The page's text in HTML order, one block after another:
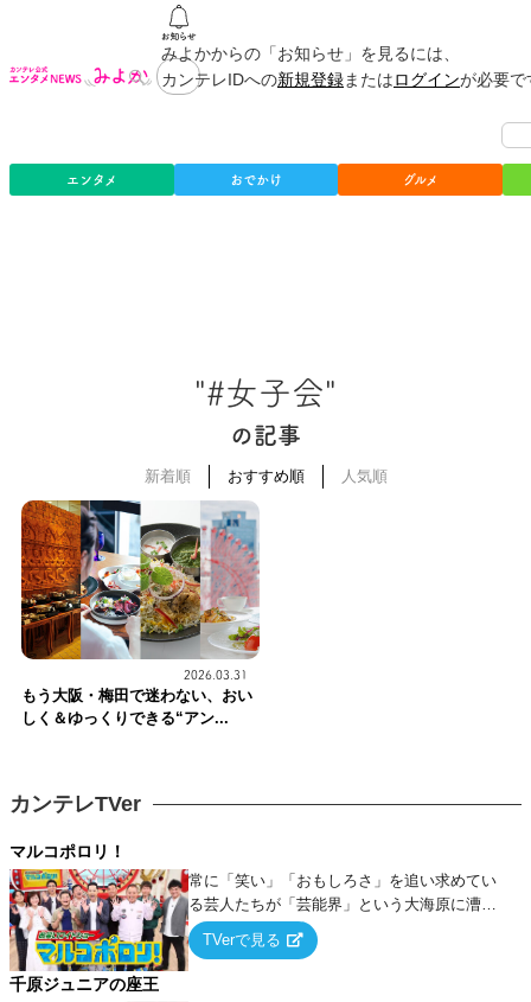
みよかからの「お知らせ」を見るには、
カンテレIDへの新規登録またはログインが必要
エンタメ おでかけ グルメ
"#女子会"
の記事
新着順 おすすめ順 人気順
2026.03.31
もう大阪・梅田で迷わない、おい
しく＆ゆっくりできる“アン...
カンテレTVer
マルコポロリ！
常に「笑い」「おもしろさ」を追い求めてい
る芸人たちが「芸能界」という大海原に漕ぎ
出でて、新たなオモシロ人間を発掘する！
TVerで見る
千原ジュニアの座王